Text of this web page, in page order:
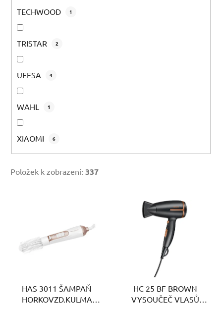
TECHWOOD 1
TRISTAR 2
UFESA 4
WAHL 1
XIAOMI 6
Položek k zobrazení: 337
HAS 3011 ŠAMPAŇ
HORKOVZD.KULMA
HC 25 BF BROWN
VYSOUČEČ VLASŮ